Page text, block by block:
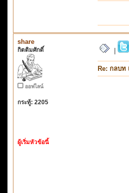
share
กิตติมศักดิ์
ออฟไลน์
กระทู้: 2205
ผู้เริ่มหัวข้อนี้
Re: กลบท